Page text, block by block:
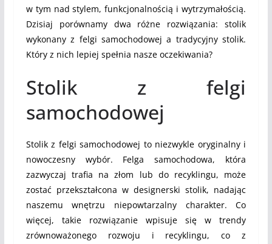
w tym nad stylem, funkcjonalnością i wytrzymałością.
Dzisiaj porównamy dwa różne rozwiązania: stolik
wykonany z felgi samochodowej a tradycyjny stolik.
Który z nich lepiej spełnia nasze oczekiwania?
Stolik z felgi
samochodowej
Stolik z felgi samochodowej to niezwykle oryginalny i
nowoczesny wybór. Felga samochodowa, która
zazwyczaj trafia na złom lub do recyklingu, może
zostać przekształcona w designerski stolik, nadając
naszemu wnętrzu niepowtarzalny charakter. Co
więcej, takie rozwiązanie wpisuje się w trendy
zrównoważonego rozwoju i recyklingu, co z